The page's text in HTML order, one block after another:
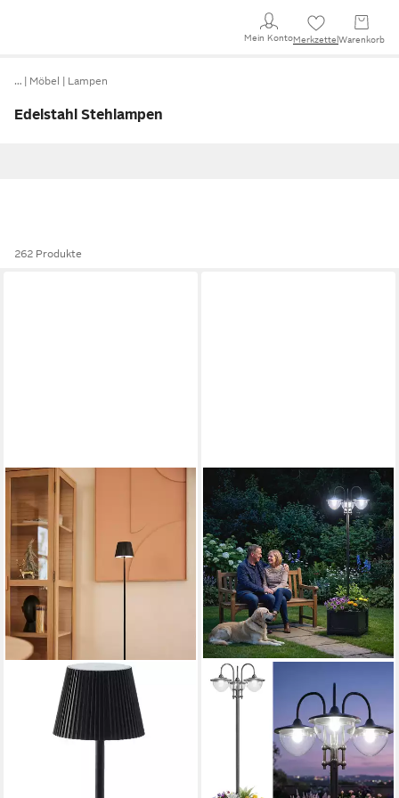
Mein KontoMerkzettel Warenkorb
… Möbel Lampen
Edelstahl Stehlampen
262 Produkte